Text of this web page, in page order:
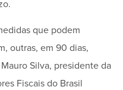
que podem
outras, em 90 dias,
Silva, presidente da
Fiscais do Brasil